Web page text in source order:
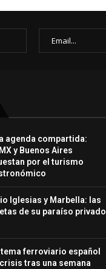
agenda compartida:
y Buenos Aires
por el turismo
Iglesias y Marbella: las
de su paraíso privado
ferroviario español
tras una semana